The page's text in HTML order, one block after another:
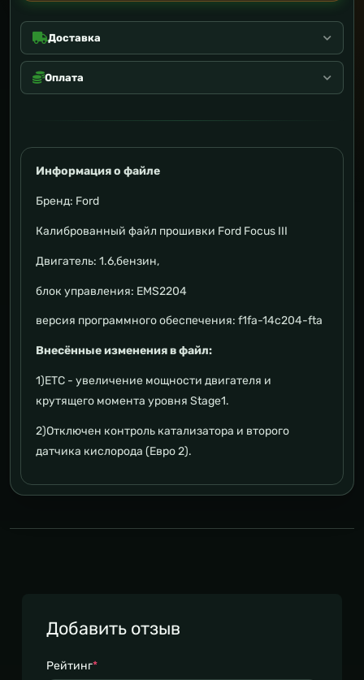
Доставка
Оплата
Информация о файле
Бренд: Ford
Калиброванный файл прошивки Ford Focus III
Двигатель: 1.6,бензин,
блок управления: EMS2204
версия программного обеспечения: f1fa-14c204-fta
Внесённые изменения в файл:
1)ETC - увеличение мощности двигателя и
крутящего момента уровня Stage1.
2)Отключен контроль катализатора и второго
датчика кислорода (Евро 2).
Добавить отзыв
Рейтинг*